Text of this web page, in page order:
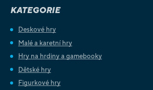
KATEGORIE
Deskové hry
Malé a karetní hry
Hry na hrdiny a gamebooky
Dětské hry
Figurkové hry